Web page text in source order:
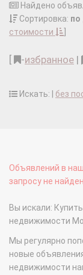
Найдено
Сортировка: по
стоимости
-избранное |
Искать: | без
Объявлений в
запросу не
Вы искали:
недвижимости
Мы регулярно
новые
недвижимости